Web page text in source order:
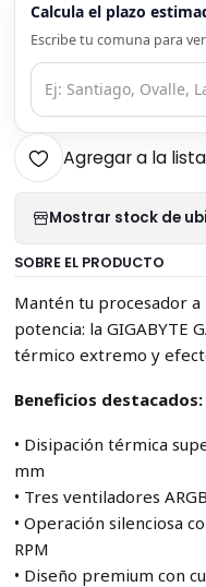
Calcula el plazo
Escribe tu comuna para
Agregar a la
Mostrar stock de
SOBRE EL PRODUCTO
Mantén tu procesador
potencia: la GIGABYTE
térmico extremo y
Beneficios destacados:
• Disipación térmica
mm
• Tres ventiladores
• Operación silenciosa
RPM
• Diseño premium con